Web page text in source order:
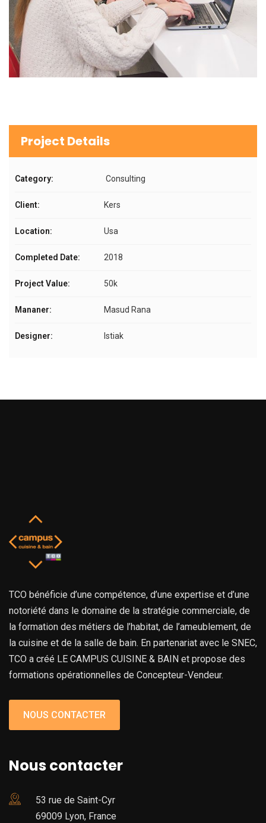
Project Details
Category: Consulting
Client: Kers
Location: Usa
Completed Date: 2018
Project Value: 50k
Mananer: Masud Rana
Designer: Istiak
TCO bénéficie d’une compétence, d’une expertise et d’une
notoriété dans le domaine de la stratégie commerciale, de
la formation des métiers de l’habitat, de l’ameublement, de
la cuisine et de la salle de bain. En partenariat avec le SNEC,
TCO a créé LE CAMPUS CUISINE & BAIN et propose des
formations opérationnelles de Concepteur-Vendeur.
NOUS CONTACTER
Nous contacter
53 rue de Saint-Cyr
69009 Lyon, France